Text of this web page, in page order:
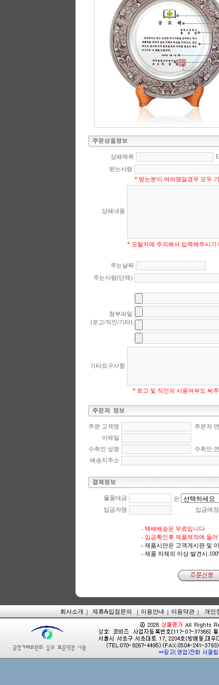
상패제목
받는사람
* 받는분이 여러명일경우 모두
상패내용
* 오탈자에 주의해서 입력해주시기
주는날짜
주는사람(단체)
첨부파일
(로고/직인/기타)
기타요구사항
* 로고 및 직인의 사용여부도 써
주문 고객명
주문자
이메일
수취인 성명
수취인
배송지주소
물품대금
은
입금자명
입금예
- 택배배송은 무료입니다
- 입금확인후 제품제작에 들
- 제품시안은 고객게시판 및
- 제품 자체의 이상 발견시
회사소개 제휴&입점문의 이용안내 이용약관 개인